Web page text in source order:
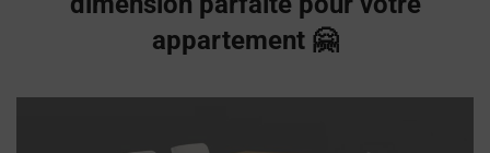
appartement 🤗